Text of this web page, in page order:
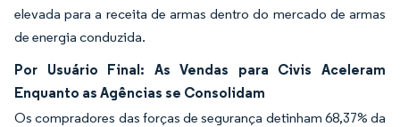
elevada para a receita de armas dentro do mercado de armas
de energia conduzida.
Por Usuário Final: As Vendas para Civis Aceleram
Enquanto as Agências se Consolidam
Os compradores das forças de segurança detinham 68,37% da